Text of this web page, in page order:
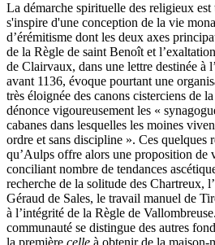
La démarche spirituelle des religieux
s'inspire d'une conception de la vie
d’érémitisme dont les deux axes
de la Règle de saint Benoît et
de Clairvaux, dans une lettre destinée à
avant 1136, évoque pourtant une
très éloignée des canons cisterciens de
dénonce vigoureusement les «
cabanes dans lesquelles les moines
ordre et sans discipline ». Ces quelques
qu’Aulps offre alors une proposition de
conciliant nombre de tendances
recherche de la solitude des Chartreux,
Géraud de Sales, le travail manuel de
à l’intégrité de la Règle de
communauté se distingue des autres